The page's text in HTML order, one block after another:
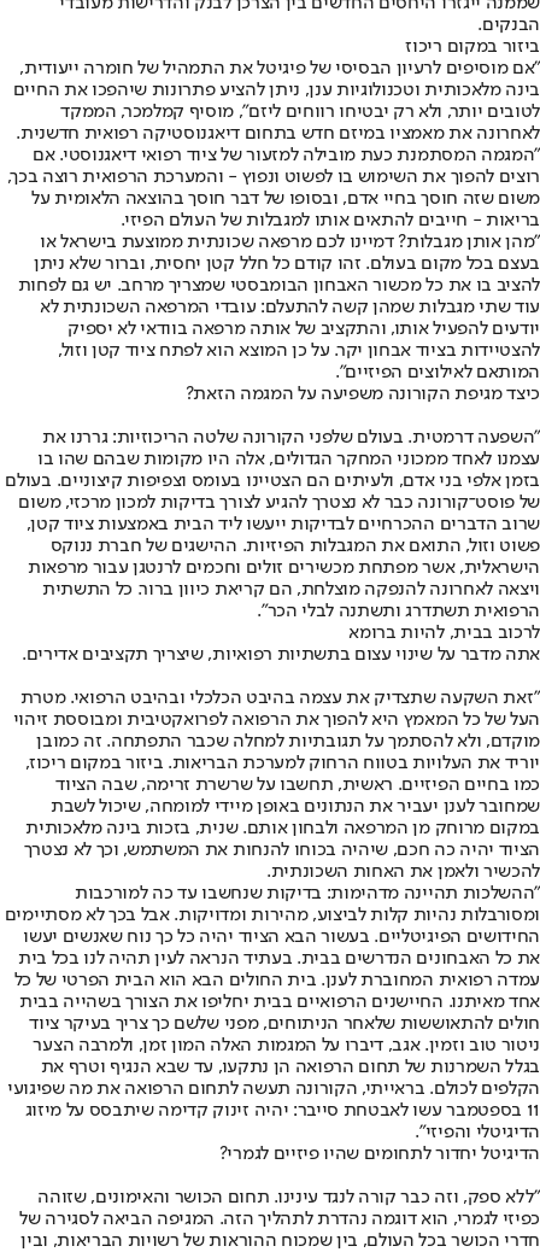
הבנקים.
ביזור במקום ריכוז
"אם מוסיפים לרעיון הבסיסי של פיגיטל את התמהיל של חומרה ייעודית,
בינה מלאכותית וטכנולוגיות ענן, ניתן להציע פתרונות שיהפכו את החיים
לטובים יותר, ולא רק יבטיחו רווחים ליזם", מוסיף קמלמכר, הממקד
לאחרונה את מאמציו במיזם חדש בתחום דיאגנוסטיקה רפואית חדשנית.
"המגמה המסתמנת כעת מובילה למזעור של ציוד רפואי דיאגנוסטי. אם
רוצים להפוך את השימוש בו לפשוט ונפוץ - והמערכת הרפואית רוצה בכך,
משום שזה חוסך בחיי אדם, ובסופו של דבר חוסך בהוצאה הלאומית על
בריאות - חייבים להתאים אותו למגבלות של העולם הפיזי.
"מהן אותן מגבלות? דמיינו לכם מרפאה שכונתית ממוצעת בישראל או
בעצם בכל מקום בעולם. זהו קודם כל חלל קטן יחסית, וברור שלא ניתן
להציב בו את כל מכשור האבחון הבומבסטי שמצריך מרחב. יש גם לפחות
עוד שתי מגבלות שמהן קשה להתעלם: עובדי המרפאה השכונתית לא
יודעים להפעיל אותו, והתקציב של אותה מרפאה בוודאי לא יספיק
להצטיידות בציוד אבחון יקר. על כן המוצא הוא לפתח ציוד קטן וזול,
המותאם לאילוצים הפיזיים".
כיצד מגיפת הקורונה משפיעה על המגמה הזאת?
"השפעה דרמטית. בעולם שלפני הקורונה שלטה הריכוזיות: גררנו את
עצמנו לאחד ממכוני המחקר הגדולים, אלה היו מקומות שבהם שהו בו
בזמן אלפי בני אדם, ולעיתים הם הצטיינו בעומס וצפיפות קיצוניים. בעולם
של פוסט־קורונה כבר לא נצטרך להגיע לצורך בדיקות למכון מרכזי, משום
שרוב הדברים ההכרחיים לבדיקות ייעשו ליד הבית באמצעות ציוד קטן,
פשוט וזול, התואם את המגבלות הפיזיות. ההישגים של חברת ננוקס
הישראלית, אשר מפתחת מכשירים זולים וחכמים לרנטגן עבור מרפאות
ויצאה לאחרונה להנפקה מוצלחת, הם קריאת כיוון ברור. כל התשתית
הרפואית תשתדרג ותשתנה לבלי הכר".
לרכוב בבית, להיות ברומא
אתה מדבר על שינוי עצום בתשתיות רפואיות, שיצריך תקציבים אדירים.
"זאת השקעה שתצדיק את עצמה בהיבט הכלכלי ובהיבט הרפואי. מטרת
העל של כל המאמץ היא להפוך את הרפואה לפרואקטיבית ומבוססת זיהוי
מוקדם, ולא להסתמך על תגובתיות למחלה שכבר התפתחה. זה כמובן
יוריד את העלויות בטווח הרחוק למערכת הבריאות. ביזור במקום ריכוז,
כמו בחיים הפיזיים. ראשית, תחשבו על שרשרת זרימה, שבה הציוד
שמחובר לענן יעביר את הנתונים באופן מיידי למומחה, שיכול לשבת
במקום מרוחק מן המרפאה ולבחון אותם. שנית, בזכות בינה מלאכותית
הציוד יהיה כה חכם, שיהיה בכוחו להנחות את המשתמש, וכך לא נצטרך
להכשיר ולאמן את האחות השכונתית.
"ההשלכות תהיינה מדהימות: בדיקות שנחשבו עד כה למורכבות
ומסורבלות נהיות קלות לביצוע, מהירות ומדויקות. אבל בכך לא מסתיימים
החידושים הפיגיטליים. בעשור הבא הציוד יהיה כל כך נוח שאנשים יעשו
את כל האבחונים הנדרשים בבית. בעתיד הנראה לעין תהיה לנו בכל בית
עמדה רפואית המחוברת לענן. בית החולים הבא הוא הבית הפרטי של כל
אחד מאיתנו. החיישנים הרפואיים בבית יחליפו את הצורך בשהייה בבית
חולים להתאוששות שלאחר הניתוחים, מפני שלשם כך צריך בעיקר ציוד
ניטור טוב וזמין. אגב, דיברו על המגמות האלה המון זמן, ולמרבה הצער
בגלל השמרנות של תחום הרפואה הן נתקעו, עד שבא הנגיף וטרף את
הקלפים לכולם. בראייתי, הקורונה תעשה לתחום הרפואה את מה שפיגועי
11 בספטמבר עשו לאבטחת סייבר: יהיה זינוק קדימה שיתבסס על מיזוג
הדיגיטלי והפיזי".
הדיגיטל יחדור לתחומים שהיו פיזיים לגמרי?
"ללא ספק, וזה כבר קורה לנגד עינינו. תחום הכושר והאימונים, שזוהה
כפיזי לגמרי, הוא דוגמה נהדרת לתהליך הזה. המגיפה הביאה לסגירה של
חדרי הכושר בכל העולם, בין שמכוח ההוראות של רשויות הבריאות, ובין